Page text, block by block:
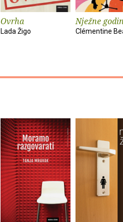
Ovrha
Lada Žigo
Nježne
Clémentine